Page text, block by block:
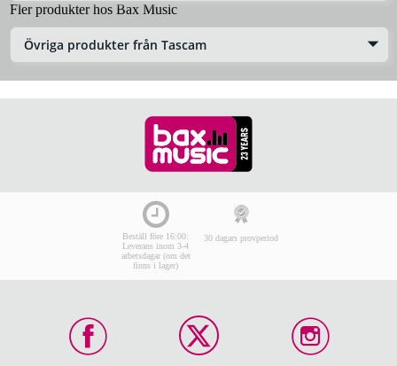
Fler produkter hos Bax Music
Övriga produkter från Tascam
Beställ före 16:00:
Leverans inom 3-4
arbetsdagar (om det
finns i lager)
30 dagars provperiod